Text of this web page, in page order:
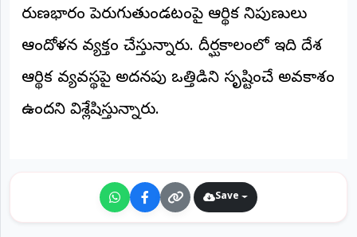
రిపోర్టర్‌గా
లాగిన్
(Login)
రుణభారం పెరుగుతుండటంపై ఆర్థిక నిపుణులు
ఆందోళన వ్యక్తం చేస్తున్నారు. దీర్ఘకాలంలో ఇది దేశ
ఆర్థిక వ్యవస్థపై అదనపు ఒత్తిడిని సృష్టించే అవకాశం
ఉందని విశ్లేషిస్తున్నారు.
Save